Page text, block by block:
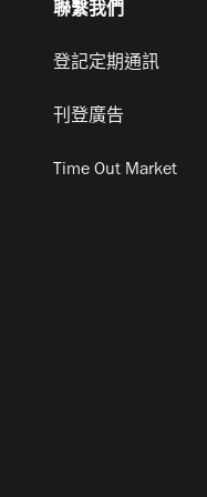
聯繫我們
登記定期通訊
刊登廣告
Time Out Market